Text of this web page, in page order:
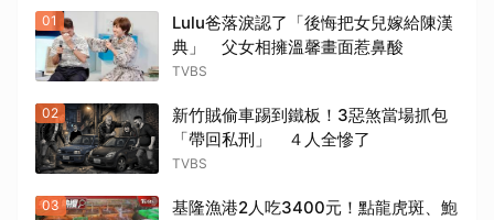
01
Lulu爸落淚認了「後悔把女兒嫁給陳漢
典」 父女相擁溫馨畫面惹鼻酸
TVBS
02
新竹賊偷車踢到鐵板！3惡煞當場抓包
「帶回私刑」 ４人全慘了
TVBS
03
基隆漁港2人吃3400元！點龍虎斑、鮑